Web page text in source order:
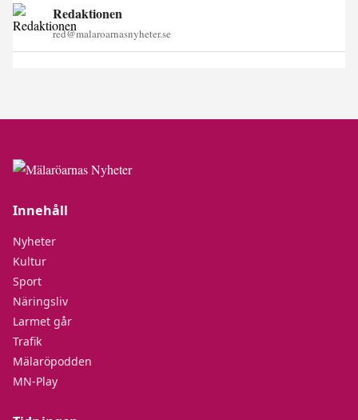
Redaktionen
red@malaroarnasnyheter.se
Innehåll
Nyheter
Kultur
Sport
Näringsliv
Larmet går
Trafik
Mälaröpodden
MN-Play